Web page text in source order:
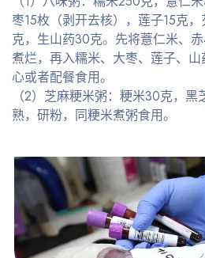
枣15枚（剥开去核），莲子15克
克，生山药30克。先将薏仁米、
煮烂，再入糯米、大枣、莲子、
心或者配餐食用。
（2）芝麻粳米粥：粳米30克，
熟，研粉，同粳米煮粥食用。